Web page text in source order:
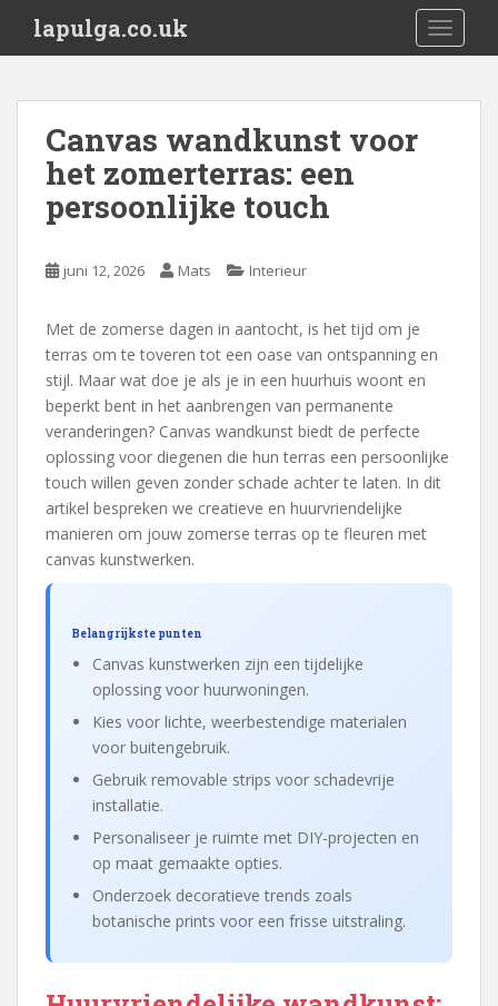
i
lapulga.co.uk
Canvas wandkunst voor
het zomerterras: een
persoonlijke touch
juni 12, 2026 Mats Interieur
Met de zomerse dagen in aantocht, is het tijd om je
terras om te toveren tot een oase van ontspanning en
stijl. Maar wat doe je als je in een huurhuis woont en
beperkt bent in het aanbrengen van permanente
veranderingen? Canvas wandkunst biedt de perfecte
oplossing voor diegenen die hun terras een persoonlijke
touch willen geven zonder schade achter te laten. In dit
artikel bespreken we creatieve en huurvriendelijke
manieren om jouw zomerse terras op te fleuren met
canvas kunstwerken.
Belangrijkste punten
Canvas kunstwerken zijn een tijdelijke
oplossing voor huurwoningen.
Kies voor lichte, weerbestendige materialen
voor buitengebruik.
Gebruik removable strips voor schadevrije
installatie.
Personaliseer je ruimte met DIY-projecten en
op maat gemaakte opties.
Onderzoek decoratieve trends zoals
botanische prints voor een frisse uitstraling.